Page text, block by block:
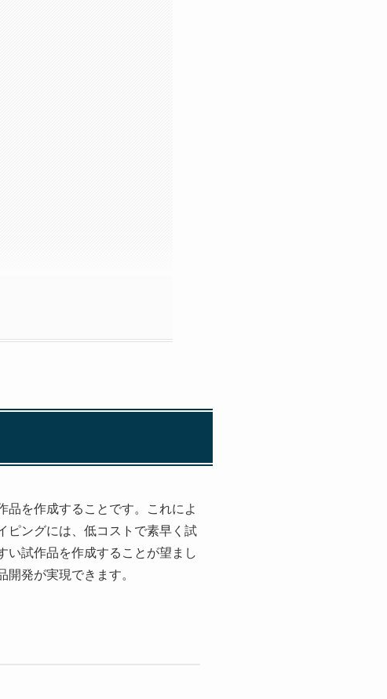
品を作成することです。これによ
ピングには、低コストで素早く試
い試作品を作成することが望まし
発が実現できます。